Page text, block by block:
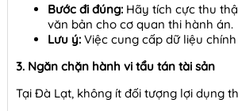
Bước đi đúng: Hãy tích cực thu
văn bản cho cơ quan thi hành án.
Lưu ý: Việc cung cấp dữ liệu
3. Ngăn chặn hành vi tẩu tán tài sản
Tại Đà Lạt, không ít đối tượng lợi dụng